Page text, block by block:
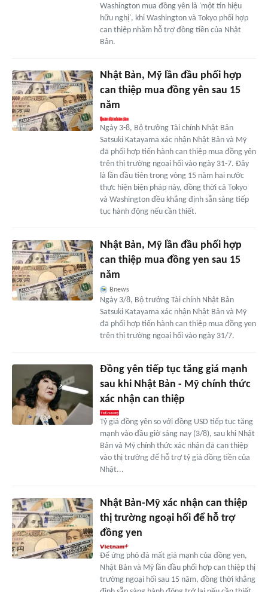
Washington mua đồng yên là 'một tín hiệu
hữu nghị', khi Washington và Tokyo phối hợp
can thiệp nhằm hỗ trợ đồng tiền của Nhật
Bản.
Nhật Bản, Mỹ lần đầu phối hợp
can thiệp mua đồng yên sau 15
năm
Ngày 3-8, Bộ trưởng Tài chính Nhật Bản
Satsuki Katayama xác nhận Nhật Bản và Mỹ
đã phối hợp tiến hành can thiệp mua đồng yên
trên thị trường ngoại hối vào ngày 31-7. Đây
là lần đầu tiên trong vòng 15 năm hai nước
thực hiện biện pháp này, đồng thời cả Tokyo
và Washington đều khẳng định sẵn sàng tiếp
tục hành động nếu cần thiết.
Nhật Bản, Mỹ lần đầu phối hợp
can thiệp mua đồng yen sau 15
năm
Bnews
Ngày 3/8, Bộ trưởng Tài chính Nhật Bản
Satsuki Katayama xác nhận Nhật Bản và Mỹ
đã phối hợp tiến hành can thiệp mua đồng yen
trên thị trường ngoại hối vào ngày 31/7.
Đồng yên tiếp tục tăng giá mạnh
sau khi Nhật Bản - Mỹ chính thức
xác nhận can thiệp
Tỷ giá đồng yên so với đồng USD tiếp tục tăng
mạnh vào đầu giờ sáng nay (3/8), sau khi Nhật
Bản và Mỹ chính thức xác nhận đã can thiệp
vào thị trường để hỗ trợ tỷ giá đồng tiền của
Nhật...
Nhật Bản-Mỹ xác nhận can thiệp
thị trường ngoại hối để hỗ trợ
đồng yen
Để ứng phó đà mất giá mạnh của đồng yen,
Nhật Bản và Mỹ lần đầu phối hợp can thiệp thị
trường ngoại hối sau 15 năm, đồng thời khẳng